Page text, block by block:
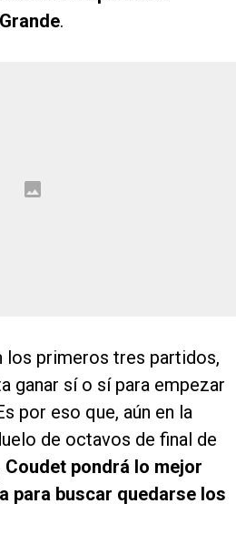
.
los primeros tres partidos,
ganar sí o sí para empezar
por eso que, aún en la
de octavos de final de
Coudet pondrá lo mejor
para buscar quedarse los